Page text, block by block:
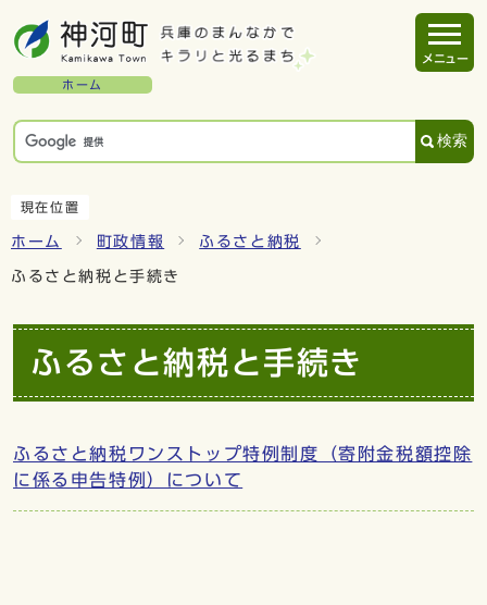
ホーム
検索
メニュー
現在位置
ホーム 町政情報 ふるさと納税
ふるさと納税と手続き
ふるさと納税と手続き
ふるさと納税ワンストップ特例制度（寄附金税額控除
に係る申告特例）について